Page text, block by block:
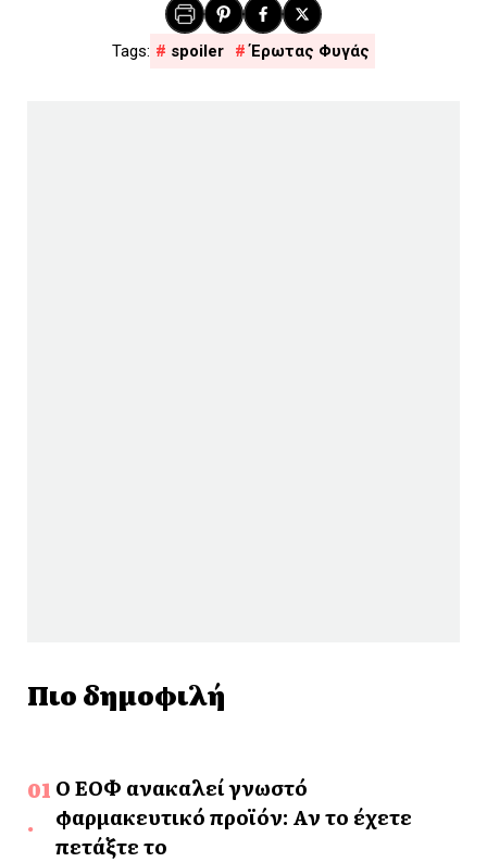
spoiler Έρωτας Φυγάς
Πιο δημοφιλή
Ο ΕΟΦ ανακαλεί γνωστό
φαρμακευτικό προϊόν: Αν το έχετε
πετάξτε το